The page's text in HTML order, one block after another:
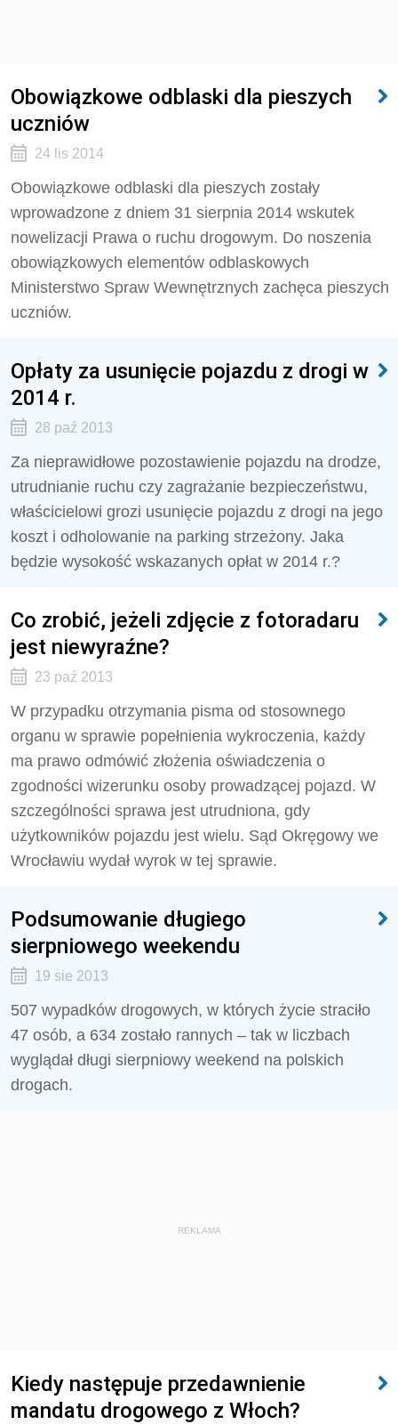
Obowiązkowe odblaski dla pieszych
uczniów
24 lis 2014
Obowiązkowe odblaski dla pieszych zostały
wprowadzone z dniem 31 sierpnia 2014 wskutek
nowelizacji Prawa o ruchu drogowym. Do noszenia
obowiązkowych elementów odblaskowych
Ministerstwo Spraw Wewnętrznych zachęca pieszych
uczniów.
Opłaty za usunięcie pojazdu z drogi w
2014 r.
28 paź 2013
Za nieprawidłowe pozostawienie pojazdu na drodze,
utrudnianie ruchu czy zagrażanie bezpieczeństwu,
właścicielowi grozi usunięcie pojazdu z drogi na jego
koszt i odholowanie na parking strzeżony. Jaka
będzie wysokość wskazanych opłat w 2014 r.?
Co zrobić, jeżeli zdjęcie z fotoradaru
jest niewyraźne?
23 paź 2013
W przypadku otrzymania pisma od stosownego
organu w sprawie popełnienia wykroczenia, każdy
ma prawo odmówić złożenia oświadczenia o
zgodności wizerunku osoby prowadzącej pojazd. W
szczególności sprawa jest utrudniona, gdy
użytkowników pojazdu jest wielu. Sąd Okręgowy we
Wrocławiu wydał wyrok w tej sprawie.
Podsumowanie długiego
sierpniowego weekendu
19 sie 2013
507 wypadków drogowych, w których życie straciło
47 osób, a 634 zostało rannych – tak w liczbach
wyglądał długi sierpniowy weekend na polskich
drogach.
REKLAMA
Kiedy następuje przedawnienie
mandatu drogowego z Włoch?